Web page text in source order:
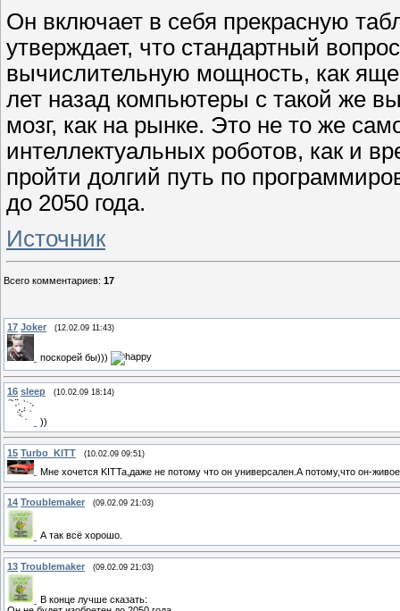
Он включает в себя прекрасную
утверждает, что стандартный
вычислительную мощность, как
лет назад компьютеры с такой же
мозг, как на рынке. Это не то же
интеллектуальных роботов, как и
пройти долгий путь по
до 2050 года.
Источник
Всего комментариев: 17
17 Joker (12.02.09 11:43)
поскорей бы)))
16 sleep (10.02.09 18:14)
))
15 Turbo_KITT (10.02.09 09:51)
Мне хочется KITTa,даже не потому что он универсален.А потому,что он-
14 Troublemaker (09.02.09 21:03)
А так всё хорошо.
13 Troublemaker (09.02.09 21:03)
В конце лучше сказать: